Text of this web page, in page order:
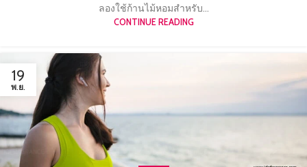
ลองใช้ก้านไม้หอมสำหรับ...
CONTINUE READING
19
พ.ย.